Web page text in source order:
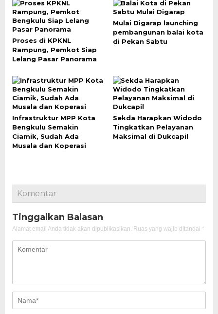
Proses di KPKNL
Rampung, Pemkot Siap
Lelang Pasar Panorama
Mulai Digarap launching
pembangunan balai kota
di Pekan Sabtu
Infrastruktur MPP Kota
Bengkulu Semakin
Ciamik, Sudah Ada
Musala dan Koperasi
Sekda Harapkan Widodo
Tingkatkan Pelayanan
Maksimal di Dukcapil
Komentar
Tinggalkan Balasan
Alamat email Anda tidak akan dipublikasikan. Ruas yang wajib ditandai *